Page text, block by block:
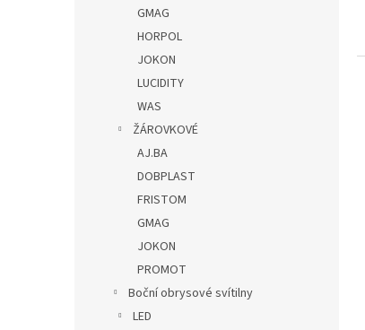
GMAG
HORPOL
JOKON
LUCIDITY
WAS
ŽÁROVKOVÉ
AJ.BA
DOBPLAST
FRISTOM
GMAG
JOKON
PROMOT
Boční obrysové svítilny
LED